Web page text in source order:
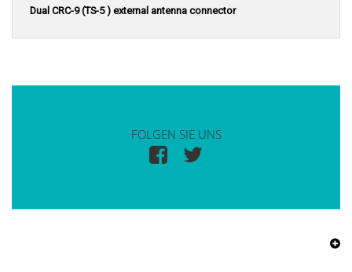
Dual CRC-9 (TS-5 ) external antenna connector
FOLGEN SIE UNS